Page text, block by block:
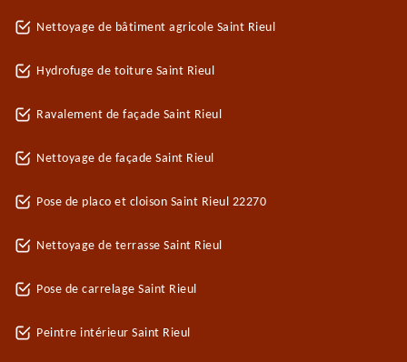
Nettoyage de bâtiment agricole Saint Rieul
Hydrofuge de toiture Saint Rieul
Ravalement de façade Saint Rieul
Nettoyage de façade Saint Rieul
Pose de placo et cloison Saint Rieul 22270
Nettoyage de terrasse Saint Rieul
Pose de carrelage Saint Rieul
Peintre intérieur Saint Rieul